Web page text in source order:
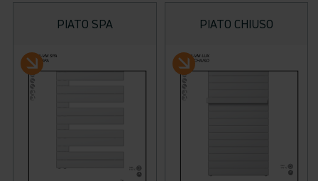
PIATO SPA PIATO CHIUSO